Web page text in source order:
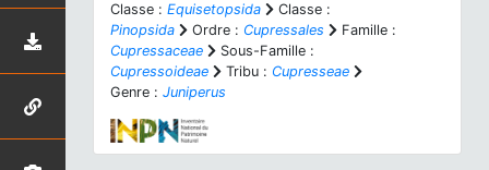
Classe : Equisetopsida
Classe :
Pinopsida
Ordre : Cupressales
Famille :
Cupressaceae
Sous-Famille :
Cupressoideae
Tribu : Cupresseae
Genre : Juniperus